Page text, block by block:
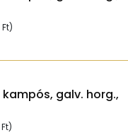
Ft)
galv. horg.,
Ft)